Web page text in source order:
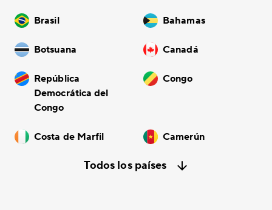
Brasil Bahamas
Botsuana Canadá
República
Democrática del
Congo
Congo
Costa de Marfil Camerún
Todos los países